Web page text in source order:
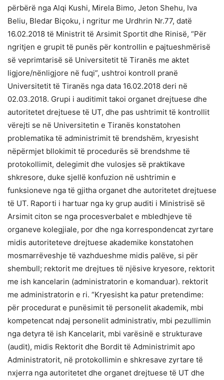
përbërë nga Alqi Kushi, Mirela Bimo, Jeton Shehu, Iva
Beliu, Bledar Biçoku, i ngritur me Urdhrin Nr.77, datë
16.02.2018 të Ministrit të Arsimit Sportit dhe Rinisë, “Për
ngritjen e grupit të punës për kontrollin e pajtueshmërisë
së veprimtarisë së Universitetit të Tiranës me aktet
ligjore/nënligjore në fuqi”, ushtroi kontroll pranë
Universitetit të Tiranës nga data 16.02.2018 deri në
02.03.2018. Grupi i auditimit takoi organet drejtuese dhe
autoritetet drejtuese të UT, dhe pas ushtrimit të kontrollit
vërejti se në Universitetin e Tiranës konstatohen
problematika të administrimit të brendshëm, kryesisht
nëpërmjet bllokimit të procedurës së brendshme të
protokollimit, delegimit dhe vulosjes së praktikave
shkresore, duke sjellë konfuzion në ushtrimin e
funksioneve nga të gjitha organet dhe autoritetet drejtuese
të UT. Raporti i hartuar nga ky grup auditi i Ministrisë së
Arsimit citon se nga procesverbalet e mbledhjeve të
organeve kolegjiale, por dhe nga korrespondencat zyrtare
midis autoriteteve drejtuese akademike konstatohen
mosmarrëveshje të vazhdueshme midis palëve, si për
shembull; rektorit me drejtues të njësive kryesore, rektorit
me ish kancelarin (administratorin e komanduar). rektorit
me administratorin e ri. “Kryesisht ka patur pretendime:
për procedurat e punësimit të personelit akademik, mbi
kompetencat ndaj personelit administrativ, mbi pezullimin
nga detyra të ish Kancelarit, mbi varësinë e strukturave
(audit), midis Rektorit dhe Bordit të Administrimit apo
Administratorit, në protokollimin e shkresave zyrtare të
nxjerra nga autoritetet dhe organet drejtuese të UT dhe